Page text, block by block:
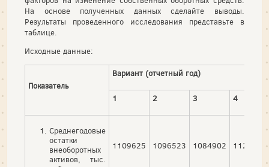
На основе полученных данных сделайте выводы.
Результаты проведенного исследования представьте в
таблице.
Исходные данные:
Показатель
Вариант (отчетный год)
1 2 3 4
Среднегодовые
остатки
внеоборотных
активов, тыс.
1109625 1096523 1084902 1123405